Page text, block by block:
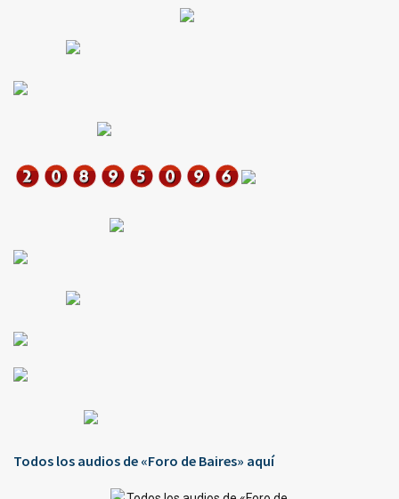
Todos los audios de «Foro de Baires» aquí